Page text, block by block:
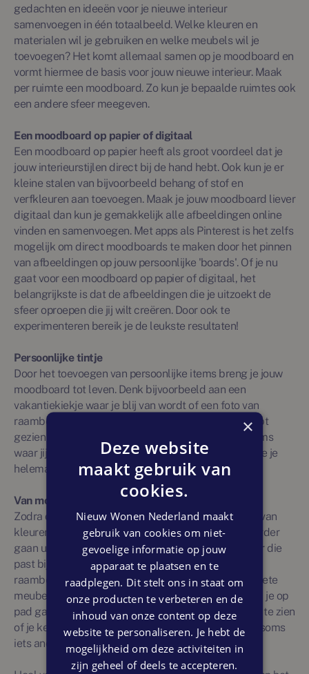
gedachten en ideeën voor je nieuwe interieur
samenvoegen in één totaalbeeld. Welke kleuren en
materialen wil je gebruiken en welke meubels wil je
toevoegen? Het komt allemaal samen op je moodboard en
vormt hiermee de basis voor jouw nieuwe interieur. Maak
per ruimte een moodboard. Zo kun je bepaalde ruimtes ook
een andere sfeer meegeven.
Een moodboard op papier of digitaal
Een moodboard op papier heeft als groot voordeel dat je
jouw interieurstijlen direct bij de hand hebt. Ook kun je er
kleine stalen van bijvoorbeeld behang of stof en
verfkleuren aan toevoegen. Maak je jouw moodboard liever
digitaal dan kun je gemakkelijk alle afbeeldingen online
vinden en samenvoegen. Met apps als Pinterest is het zelfs
mogelijk om direct moodboards te maken door het pinnen
van afbeeldingen op jouw persoonlijke 'boards'. Of je nu
gaat voor een moodboard op papier of digitaal, het
belangrijkste is dat de afbeeldingen die je uitzoekt de
sfeer oproepen die jij wilt creëren. Door ook te
experimenteren bereik je de leukste resultaten!
Persoonlijke tintje
Door het toevoegen van persoonlijke items breng je jouw
moodboard tot leven. Denk bijvoorbeeld aan een
vakantiekiekje waar je blij van wordt of een foto van
raambekleding of een meubelstuk dat je ergens hebt
gezien en mooi vond. Door gebruik te maken van items
waar jij blij van wordt, creëer je een interieur waarin je je
helemaal thuis voelt.
Van moodboard naar uitwerking
Zodra de basis van je moodboard met voorbeelden van
kleuren, materialen en meubels af is, kun je deze verder
gaan uitbreiden. Zoek naar een contrasterende kleur die
past bij jouw basiskleuren, een vloerkleed en/of
raambekleding die mooi samengaat met jouw favoriete
meubels, enzovoort. Neem je moodboard mee zodra je op
pad gaat om te winkelen voor je nieuwe interieur om te zien
of je keuzes matchen, maar wees ook niet bang om soms
iets anders te proberen.
×
Deze website
maakt gebruik van
cookies.
Nieuw Wonen Nederland maakt
gebruik van cookies om niet-
gevoelige informatie op jouw
apparaat te plaatsen en te
raadplegen. Dit stelt ons in staat om
onze producten te verbeteren en de
inhoud van onze content op deze
website te personaliseren. Je hebt de
mogelijkheid om deze activiteiten in
zijn geheel of deels te accepteren.